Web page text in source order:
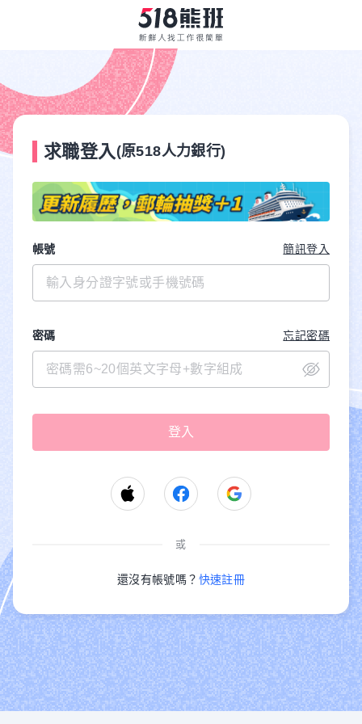
求職登入 (原518人力銀行)
帳號 簡訊登入
密碼 忘記密碼
或
還沒有帳號嗎？ 快速註冊